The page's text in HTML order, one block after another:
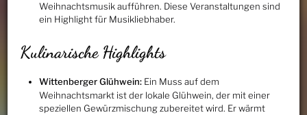
Weihnachtsmusik aufführen. Diese Veranstaltungen sind
ein Highlight für Musikliebhaber.
Kulinarische Highlights
Wittenberger Glühwein:Ein Muss auf dem
Weihnachtsmarkt ist der lokale Glühwein, der mit einer
speziellen Gewürzmischung zubereitet wird. Er wärmt